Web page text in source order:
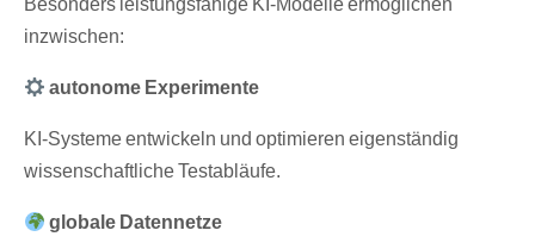
inzwischen:
autonome Experimente
KI-Systeme entwickeln und optimieren eigenständig
wissenschaftliche Testabläufe.
globale Datennetze